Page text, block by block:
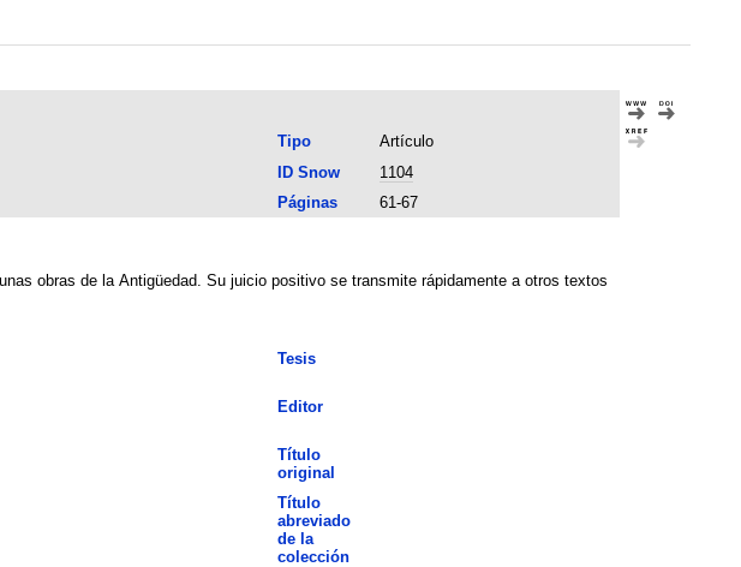
Tipo
Artículo
ID Snow
1104
Páginas
61-67
obras de la Antigüedad. Su juicio positivo se transmite rápidamente a otros textos
Tesis
Editor
Título
original
Título
abreviado
de la
colección